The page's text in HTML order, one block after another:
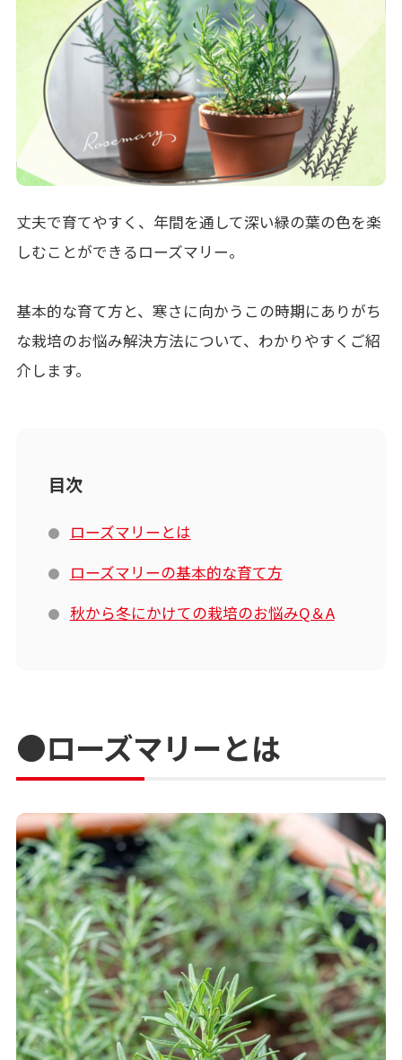
丈夫で育てやすく、年間を通して深い緑の葉の色を楽
しむことができるローズマリー。
基本的な育て方と、寒さに向かうこの時期にありがち
な栽培のお悩み解決方法について、わかりやすくご紹
介します。
目次
ローズマリーとは
ローズマリーの基本的な育て方
秋から冬にかけての栽培のお悩みQ＆A
●ローズマリーとは